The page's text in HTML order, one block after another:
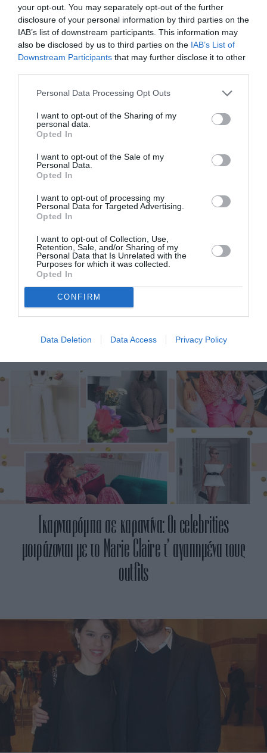
your opt-out. You may separately opt-out of the further
disclosure of your personal information by third parties on the
IAB’s list of downstream participants. This information may
also be disclosed by us to third parties on the IAB’s List of
Downstream Participants that may further disclose it to other
Personal Data Processing Opt Outs
I want to opt-out of the Sharing of my
personal data.
Opted In
I want to opt-out of the Sale of my
Personal Data.
Opted In
I want to opt-out of processing my
Personal Data for Targeted Advertising.
Opted In
I want to opt-out of Collection, Use,
Retention, Sale, and/or Sharing of my
Personal Data that Is Unrelated with the
Purposes for which it was collected.
Opted In
CONFIRM
Data Deletion Data Access Privacy Policy
Το μήνυμα πίσω από την τελευταία εμφάνιση της
Δόμνας Μιχαηλίδου
Γκαρνταρόμπα σε καραντίνα: Οι celebrities
μοιράζονται με το Marie Claire τ’ αγαπημένα τους
outfits